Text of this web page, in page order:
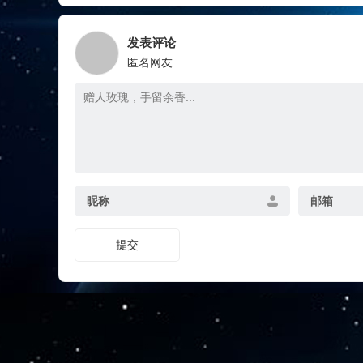
发表评论
匿名网友
昵称 邮箱
提交